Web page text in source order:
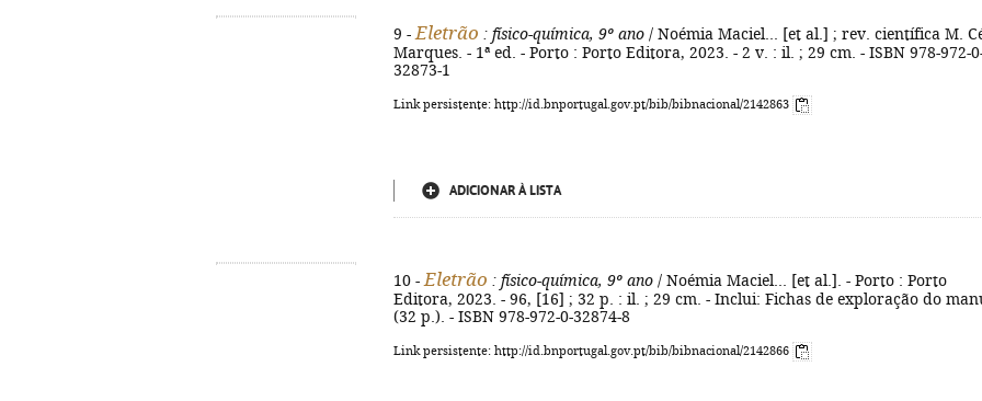
9 - Eletrão : físico-química, 9º ano / Noémia Maciel... [et al.] ; rev. científica M.
Marques. - 1ª ed. - Porto : Porto Editora, 2023. - 2 v. : il. ; 29 cm. - ISBN 978-972-
32873-1
Link persistente: http://id.bnportugal.gov.pt/bib/bibnacional/2142863
ADICIONAR À LISTA
10 - Eletrão : físico-química, 9º ano / Noémia Maciel... [et al.]. - Porto : Porto
Editora, 2023. - 96, [16] ; 32 p. : il. ; 29 cm. - Inclui: Fichas de exploração do
(32 p.). - ISBN 978-972-0-32874-8
Link persistente: http://id.bnportugal.gov.pt/bib/bibnacional/2142866